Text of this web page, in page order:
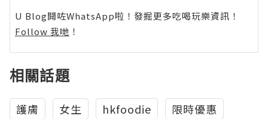
U Blog開咗WhatsApp啦！發掘更多吃喝玩樂資訊！
Follow 我哋 ！
相關話題
護膚 女生 hkfoodie
限時優惠